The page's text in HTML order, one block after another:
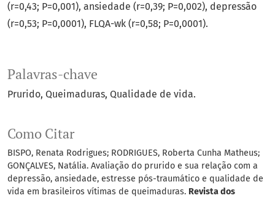
Palavras-chave
Prurido Queimaduras Qualidade de vida.
Como Citar
BISPO, Renata Rodrigues; RODRIGUES, Roberta Cunha Matheus;
GONÇALVES, Natália. Avaliação do prurido e sua relação com a
depressão, ansiedade, estresse pós-traumático e qualidade de
vida em brasileiros vítimas de queimaduras. Revista dos
(r=0,43; P=0,001), ansiedade (r=0,39; P=0,002), depressão
(r=0,53; P=0,0001), FLQA-wk (r=0,58; P=0,0001).